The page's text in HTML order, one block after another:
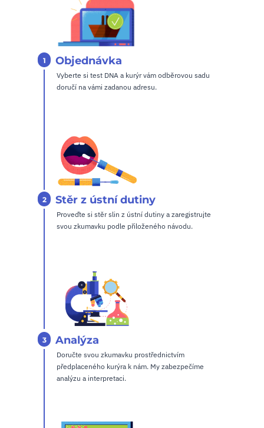
1 Objednávka
Vyberte si test DNA a kurýr vám odběrovou sadu
doručí na vámi zadanou adresu.
2 Stěr z ústní dutiny
Proveďte si stěr slin z ústní dutiny a zaregistrujte
svou zkumavku podle přiloženého návodu.
3 Analýza
Doručte svou zkumavku prostřednictvím
předplaceného kurýra k nám. My zabezpečíme
analýzu a interpretaci.